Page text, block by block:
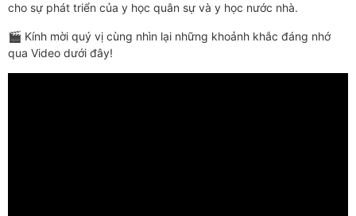
cho sự phát triển của y học quân sự và y học nước nhà.
🎬 Kính mời quý vị cùng nhìn lại những khoảnh khắc đáng nhớ
qua Video dưới đây!